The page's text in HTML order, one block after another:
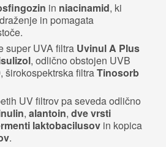
in niacinamid, ki
in pomagata
super UVA filtra Uvinul A Plus
, odlično obstojen UVB
, širokospektrska filtraTinosorb
UV filtrov pa seveda odlično
, alantoin, dve vrsti
laktobacilusov in kopica
.